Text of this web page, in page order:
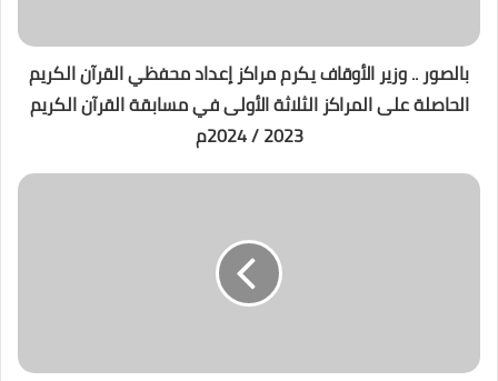
بالصور .. وزير الأوقاف يكرم مراكز إعداد محفظي القرآن الكريم
الحاصلة على المراكز الثلاثة الأولى في مسابقة القرآن الكريم
2023 / 2024م